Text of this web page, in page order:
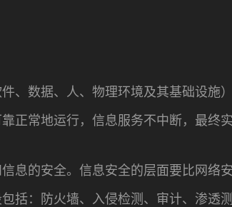
、数据、人、物理环境及其基础设施
正常地运行，信息服务不中断，最终实
息的安全。信息安全的层面要比网络
括：防火墙、入侵检测、审计、渗透